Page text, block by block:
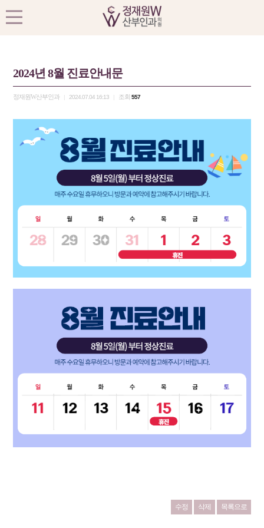
2024년 8월 진료안내문
정재원W산부인과 2024.07.04 16:13 조회 557
수정 삭제 목록으로